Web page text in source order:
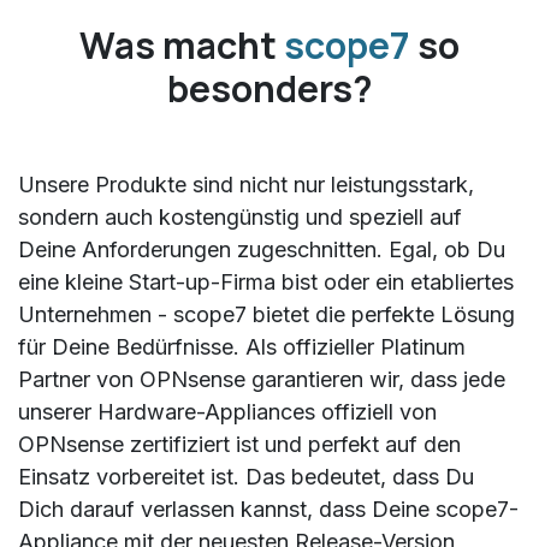
Was machtscope7 so
besonders?
Unsere Produkte sind nicht nur leistungsstark,
sondern auch kostengünstig und speziell auf
Deine Anforderungen zugeschnitten. Egal, ob Du
eine kleine Start-up-Firma bist oder ein etabliertes
Unternehmen - scope7 bietet die perfekte Lösung
für Deine Bedürfnisse. Als offizieller Platinum
Partner von OPNsense garantieren wir, dass jede
unserer Hardware-Appliances offiziell von
OPNsense zertifiziert ist und perfekt auf den
Einsatz vorbereitet ist. Das bedeutet, dass Du
Dich darauf verlassen kannst, dass Deine scope7-